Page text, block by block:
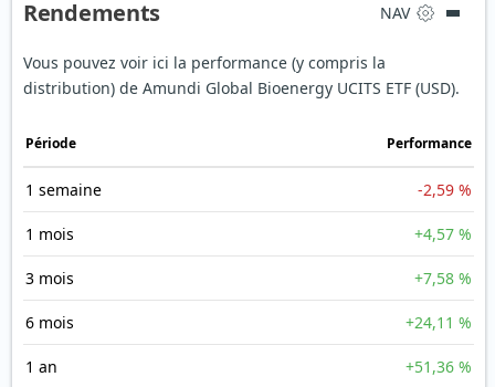
Rendements NAV
Vous pouvez voir ici la performance (y compris la
distribution) de Amundi Global Bioenergy UCITS ETF (USD).
Période Performance
1 semaine -2,59 %
1 mois +4,57 %
3 mois +7,58 %
6 mois +24,11 %
1 an +51,36 %